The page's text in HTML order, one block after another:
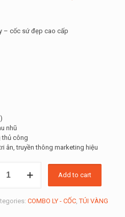
– cốc sứ đẹp cao cấp
nhũ
thủ công
ân, truyền thông marketing hiệu
Add to cart
COMBO LY - CỐC,TÚI VÀNG